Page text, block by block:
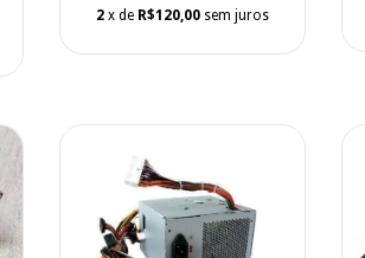
2 x de R$120,00 sem juros